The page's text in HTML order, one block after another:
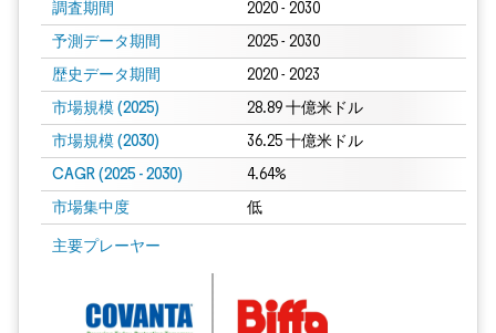
調査期間 2020 - 2030
予測データ期間 2025 - 2030
歴史データ期間 2020 - 2023
市場規模 (2025) 28.89 十億米ドル
市場規模 (2030) 36.25 十億米ドル
CAGR (2025 - 2030) 4.64%
市場集中度 低
主要プレーヤー